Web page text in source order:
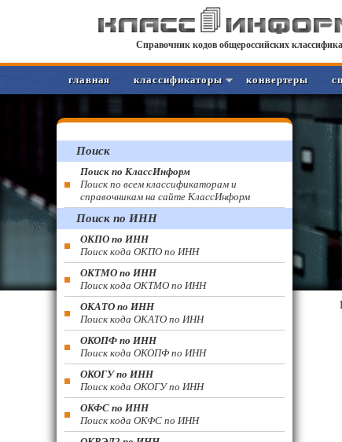
Справочник кодов общероссийских
главная классификаторы конвертеры
Поиск
Поиск по КлассИнформ
Поиск по всем классификаторам и
справочникам на сайте КлассИнформ
Поиск по ИНН
ОКПО по ИНН
Поиск кода ОКПО по ИНН
ОКТМО по ИНН
Поиск кода ОКТМО по ИНН
ОКАТО по ИНН
Поиск кода ОКАТО по ИНН
ОКОПФ по ИНН
Поиск кода ОКОПФ по ИНН
ОКОГУ по ИНН
Поиск кода ОКОГУ по ИНН
ОКФС по ИНН
Поиск кода ОКФС по ИНН